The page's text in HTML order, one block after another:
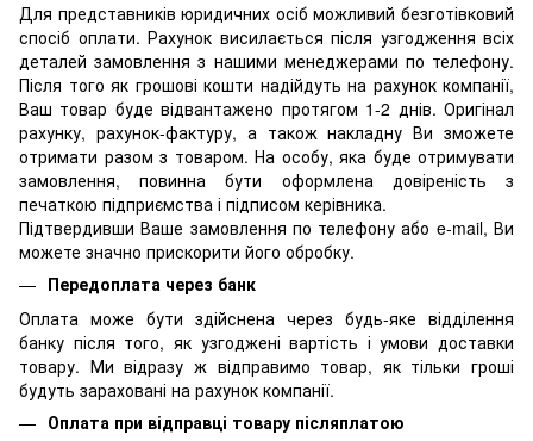
Для представників юридичних осіб можливий безготівковий
спосіб оплати. Рахунок висилається після узгодження всіх
деталей замовлення з нашими менеджерами по телефону.
Після того як грошові кошти надійдуть на рахунок компанії,
Ваш товар буде відвантажено протягом 1-2 днів. Оригінал
рахунку, рахунок-фактуру, а також накладну Ви зможете
отримати разом з товаром. На особу, яка буде отримувати
замовлення, повинна бути оформлена довіреність з
печаткою підприємства і підписом керівника.
Підтвердивши Ваше замовлення по телефону або e-mail, Ви
можете значно прискорити його обробку.
Передоплата через банк
Оплата може бути здійснена через будь-яке відділення
банку після того, як узгоджені вартість і умови доставки
товару. Ми відразу ж відправимо товар, як тільки гроші
будуть зараховані на рахунок компанії.
Оплата при відправці товару післяплатою